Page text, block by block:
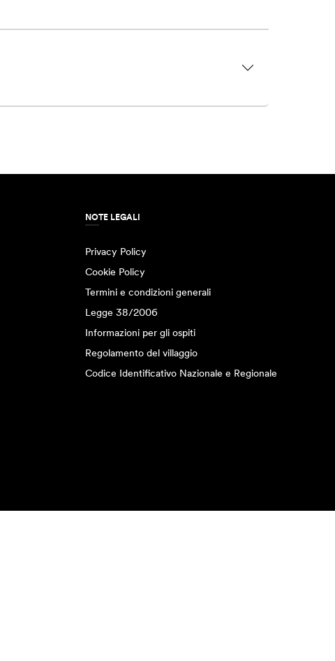
NOTE LEGALI
Privacy Policy
Cookie Policy
Termini e condizioni generali
Legge 38/2006
Informazioni per gli ospiti
Regolamento del villaggio
Codice Identificativo Nazionale e Regionale